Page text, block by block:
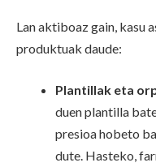
Lan aktiboaz gain, kasu
produktuak daude:
Plantillak eta
duen plantilla
presioa hobeto
dute. Hasteko,